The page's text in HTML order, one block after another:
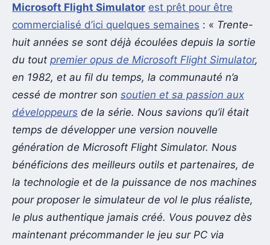
Microsoft Flight Simulator est prêt pour être
commercialisé d’ici quelques semaines : « Trente-
huit années se sont déjà écoulées depuis la sortie
du tout premier opus de Microsoft Flight Simulator,
en 1982, et au fil du temps, la communauté n’a
cessé de montrer son soutien et sa passion aux
développeurs de la série. Nous savions qu’il était
temps de développer une version nouvelle
génération de Microsoft Flight Simulator. Nous
bénéficions des meilleurs outils et partenaires, de
la technologie et de la puissance de nos machines
pour proposer le simulateur de vol le plus réaliste,
le plus authentique jamais créé. Vous pouvez dès
maintenant précommander le jeu sur PC via